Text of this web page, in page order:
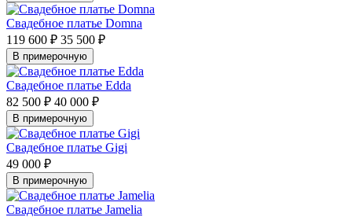
Свадебное платье Domna
119 600 ₽ 35 500 ₽
В примерочную
Свадебное платье Edda
82 500 ₽ 40 000 ₽
В примерочную
Свадебное платье Gigi
49 000 ₽
В примерочную
Свадебное платье Jamelia